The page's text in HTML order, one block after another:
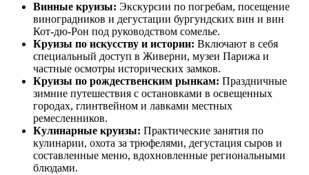
Винные круизы: Экскурсии по погребам, посещение
виноградников и дегустации бургундских вин и вин
Кот-дю-Рон под руководством сомелье.
Круизы по искусству и истории: Включают в себя
специальный доступ в Живерни, музеи Парижа и
частные осмотры исторических замков.
Круизы по рождественским рынкам: Праздничные
зимние путешествия с остановками в освещенных
городах, глинтвейном и лавками местных
ремесленников.
Кулинарные круизы: Практические занятия по
кулинарии, охота за трюфелями, дегустация сыров и
составленные меню, вдохновленные региональными
блюдами.